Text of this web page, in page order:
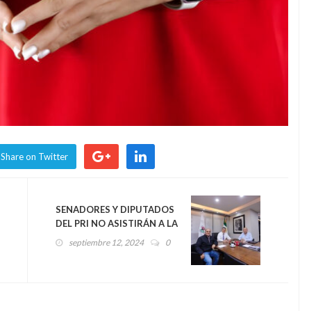
Share on Twitter
SENADORES Y DIPUTADOS
DEL PRI NO ASISTIRÁN A LA
PROMULGACIÓN INDEBIDA
septiembre 12, 2024 0